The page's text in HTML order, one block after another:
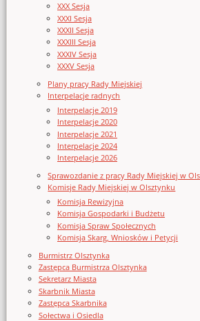
XXX Sesja
XXXI Sesja
XXXII Sesja
XXXIII Sesja
XXXIV Sesja
XXXV Sesja
Plany pracy Rady Miejskiej
Interpelacje radnych
Interpelacje 2019
Interpelacje 2020
Interpelacje 2021
Interpelacje 2024
Interpelacje 2026
Sprawozdanie z pracy Rady Miejskiej w
Komisje Rady Miejskiej w Olsztynku
Komisja Rewizyjna
Komisja Gospodarki i Budżetu
Komisja Spraw Społecznych
Komisja Skarg, Wniosków i Petycji
Burmistrz Olsztynka
Zastępca Burmistrza Olsztynka
Sekretarz Miasta
Skarbnik Miasta
Zastępca Skarbnika
Sołectwa i Osiedla